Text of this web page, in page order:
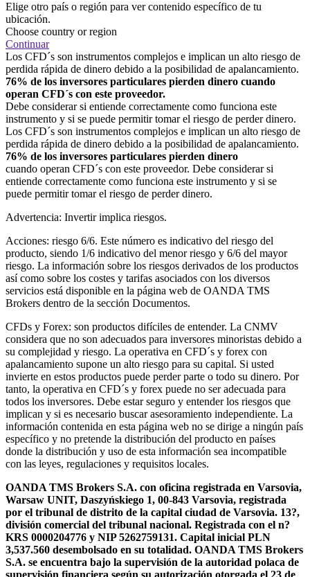
Elige otro país o región para ver contenido específico de tu
ubicación.
Choose country or region
Continuar
Los CFD´s son instrumentos complejos e implican un alto riesgo de
perdida rápida de dinero debido a la posibilidad de apalancamiento.
76% de los inversores particulares pierden dinero cuando
operan CFD´s con este proveedor.
Debe considerar si entiende correctamente como funciona este
instrumento y si se puede permitir tomar el riesgo de perder dinero.
Los CFD´s son instrumentos complejos e implican un alto riesgo de
perdida rápida de dinero debido a la posibilidad de apalancamiento.
76% de los inversores particulares pierden dinero
cuando operan CFD´s con este proveedor. Debe considerar si
entiende correctamente como funciona este instrumento y si se
puede permitir tomar el riesgo de perder dinero.
Advertencia: Invertir implica riesgos.
Acciones: riesgo 6/6. Este número es indicativo del riesgo del
producto, siendo 1/6 indicativo del menor riesgo y 6/6 del mayor
riesgo. La información sobre los riesgos derivados de los productos
así como sobre los costes y tarifas asociados con los diversos
servicios está disponible en la página web de OANDA TMS
Brokers dentro de la sección Documentos.
CFDs y Forex: son productos difíciles de entender. La CNMV
considera que no son adecuados para inversores minoristas debido a
su complejidad y riesgo. La operativa en CFD´s y forex con
apalancamiento supone un alto riesgo para su capital. Si usted
invierte en estos productos puede perder parte o todo su dinero. Por
tanto, la operativa en CFD´s y forex puede no ser adecuada para
todos los inversores. Debe estar seguro y entender los riesgos que
implican y si es necesario buscar asesoramiento independiente. La
información contenida en esta página web no se dirige a ningún país
específico y no pretende la distribución del producto en países
donde la distribución y uso de esta información sea incompatible
con las leyes, regulaciones y requisitos locales.
OANDA TMS Brokers S.A. con oficina registrada en Varsovia,
Warsaw UNIT, Daszyńskiego 1, 00-843 Varsovia, registrada
por el tribunal de distrito de la capital ciudad de Varsovia. 13?,
división comercial del tribunal nacional. Registrada con el n?
KRS 0000204776 y NIP 5262759131. Capital inicial PLN
3,537.560 desembolsado en su totalidad. OANDA TMS Brokers
S.A. se encuentra bajo la supervisión de la autoridad polaca de